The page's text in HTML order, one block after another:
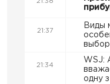
21:38
21:37
Виды
21:34
WSJ:
одну